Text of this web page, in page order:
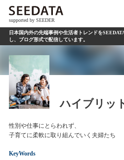
supported by SEEDER
日本国内外の先端事例や生活者トレンドを
し、ブログ形式で配信しています。
ハイブリッ
性別や仕事にとらわれず、
子育てに柔軟に取り組んでいく夫婦たち
KeyWords